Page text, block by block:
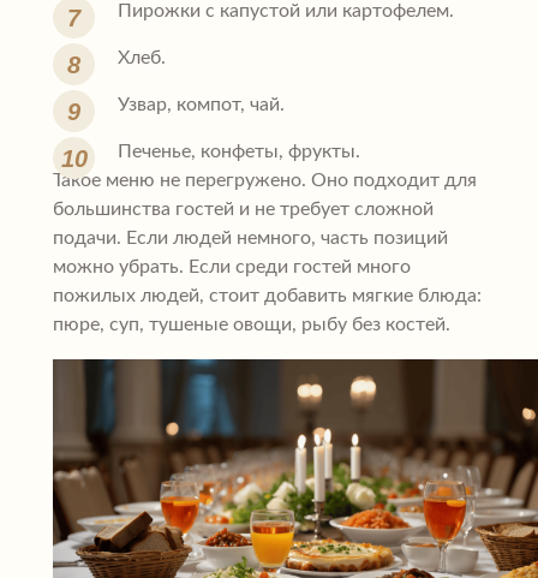
Пирожки с капустой или картофелем.
Хлеб.
Узвар, компот, чай.
Печенье, конфеты, фрукты.
Такое меню не перегружено. Оно подходит для
большинства гостей и не требует сложной
подачи. Если людей немного, часть позиций
можно убрать. Если среди гостей много
пожилых людей, стоит добавить мягкие блюда:
пюре, суп, тушеные овощи, рыбу без костей.